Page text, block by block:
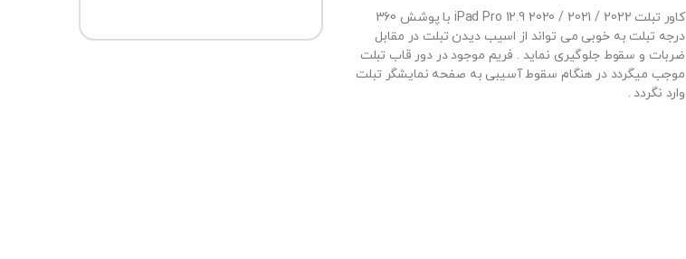
کاور تبلت iPad Pro 12.9 2020 / 2021 / 2022 با پوشش 360
درجه تبلت به خوبی می تواند از اسیب دیدن تبلت در مقابل
ضربات و سقوط جلوگیری نماید . فریم موجود در دور قاب تبلت
موجب میگردد در هنگام سقوط آسیبی به صفحه نمایشگر تبلت
وارد نگردد .